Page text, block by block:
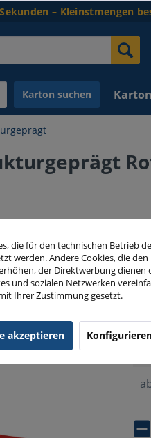
– Kleinstmengen
Karton suchen
inkl.
die für den technischen Betrieb
werden. Andere Cookies, die
der Direktwerbung dienen
und sozialen Netzwerken
Ihrer Zustimmung gesetzt.
akzeptieren